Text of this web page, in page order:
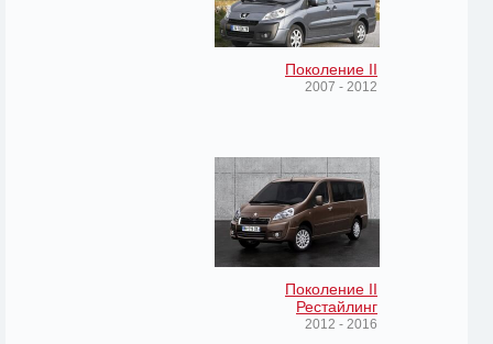
Поколение II
2007 - 2012
Поколение II
Рестайлинг
2012 - 2016